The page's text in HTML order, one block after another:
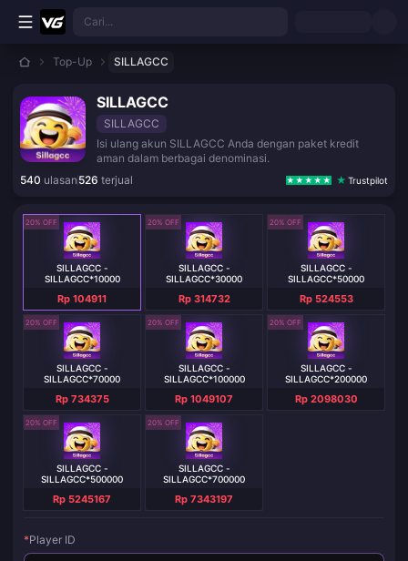
Lewati ke konten utama
Cari...
Top-Up SILLAGCC
SILLAGCC
SILLAGCC
Isi ulang akun SILLAGCC Anda dengan paket kredit
aman dalam berbagai denominasi.
540 ulasan 526 terjual Trustpilot
20% OFF
SILLAGCC -
SILLAGCC*10000
Rp 104911
20% OFF
SILLAGCC -
SILLAGCC*30000
Rp 314732
20% OFF
SILLAGCC -
SILLAGCC*50000
Rp 524553
20% OFF
SILLAGCC -
SILLAGCC*70000
Rp 734375
20% OFF
SILLAGCC -
SILLAGCC*100000
Rp 1049107
20% OFF
SILLAGCC -
SILLAGCC*200000
Rp 2098030
20% OFF
SILLAGCC -
SILLAGCC*500000
Rp 5245167
20% OFF
SILLAGCC -
SILLAGCC*700000
Rp 7343197
*Player ID